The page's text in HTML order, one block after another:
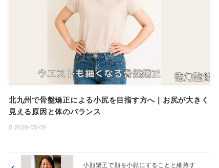
北九州で骨盤矯正による小尻を目指す方へ｜お尻が大きく
見える原因と体のバランス
2026-05-09
小顔矯正で顔を小顔にすることと維持す